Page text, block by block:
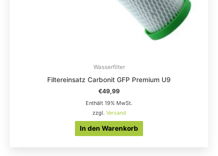
Wasserfilter
Filtereinsatz Carbonit GFP Premium U9
€49,99
Enthält 19% MwSt.
zzgl. Versand
In den Warenkorb